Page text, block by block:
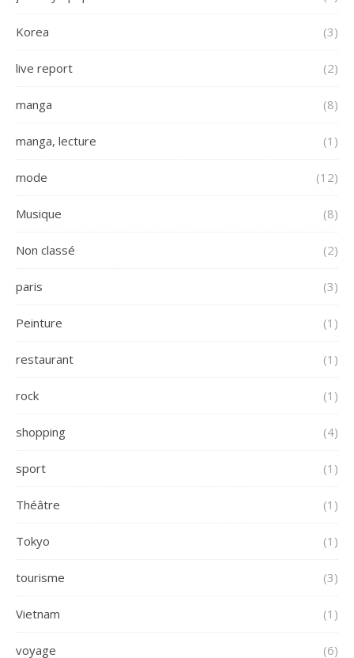
Korea (3)
live report (2)
manga (8)
manga, lecture (1)
mode (12)
Musique (8)
Non classé (2)
paris (3)
Peinture (1)
restaurant (1)
rock (1)
shopping (4)
sport (1)
Théâtre (1)
Tokyo (1)
tourisme (3)
Vietnam (1)
voyage (6)